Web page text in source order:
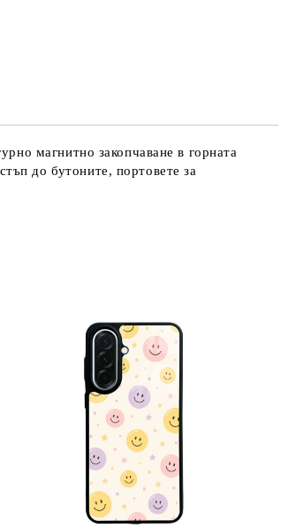
магнитно закопчаване в горната
до бутоните, портовете за